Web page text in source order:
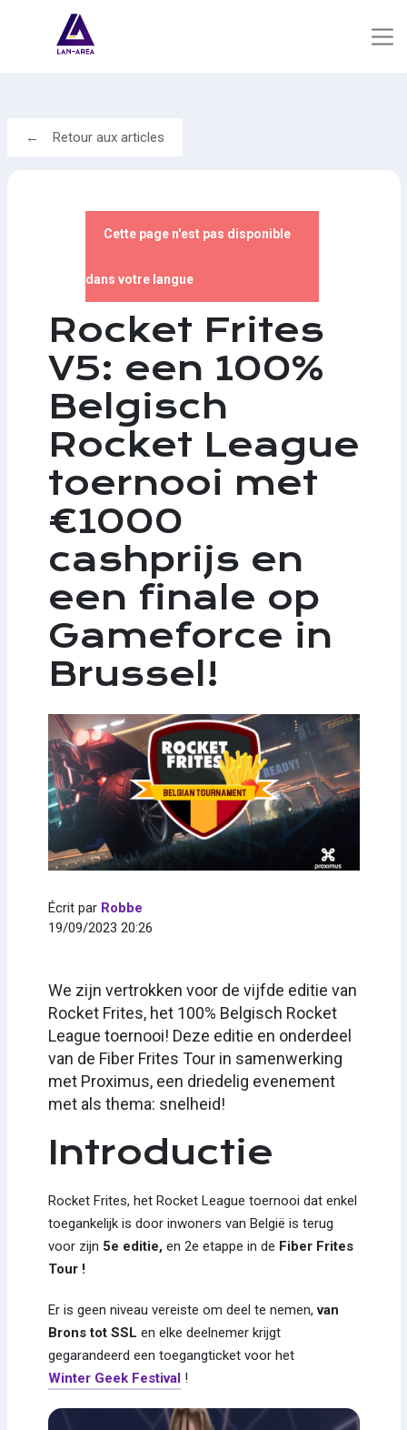
Retour aux articles
Cette page n'est pas disponible
dans votre langue
Rocket Frites
V5: een 100%
Belgisch
Rocket League
toernooi met
€1000
cashprijs en
een finale op
Gameforce in
Brussel!
Écrit par Robbe
19/09/2023 20:26
We zijn vertrokken voor de vijfde editie van
Rocket Frites, het 100% Belgisch Rocket
League toernooi! Deze editie en onderdeel
van de Fiber Frites Tour in samenwerking
met Proximus, een driedelig evenement
met als thema: snelheid!
Introductie
Rocket Frites, het Rocket League toernooi dat enkel
toegankelijk is door inwoners van België is terug
voor zijn 5e editie, en 2e etappe in de Fiber Frites
Tour !
Er is geen niveau vereiste om deel te nemen,van
Brons tot SSL en elke deelnemer krijgt
gegarandeerd een toegangticket voor het
Winter Geek Festival!